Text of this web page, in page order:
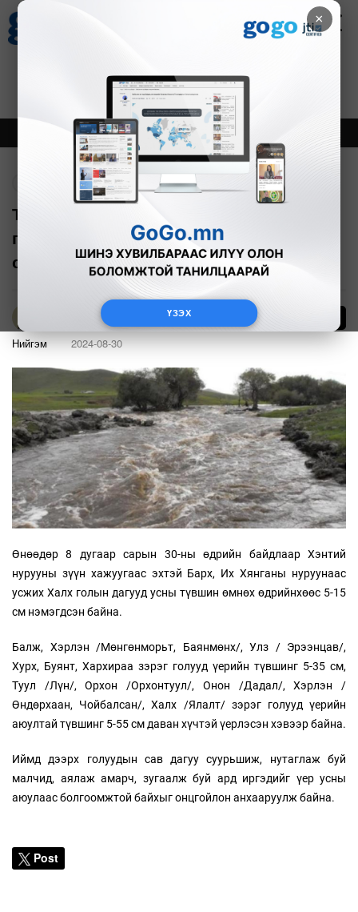
×
ҮЗЭХ
Зурхай
8.06
Онцлох Шинэ
Туул, Орхон, Онон, Хэрлэн, Халх
голууд үерийн аюултай түвшинг 5-55
см-ээр давжээ
Нийгэм 2024-08-30
Өнөөдөр 8 дугаар сарын 30-ны өдрийн байдлаар Хэнтий
нурууны зүүн хажуугаас эхтэй Барх, Их Хянганы нуруунаас
усжих Халх голын дагууд усны түвшин өмнөх өдрийнхөөс 5-15
см нэмэгдсэн байна.
Балж, Хэрлэн /Мөнгөнморьт, Баянмөнх/, Улз / Эрээнцав/,
Хурх, Буянт, Хархираа зэрэг голууд үерийн түвшинг 5-35 см,
Туул /Лүн/, Орхон /Орхонтуул/, Онон /Дадал/, Хэрлэн /
Өндөрхаан, Чойбалсан/, Халх /Ялалт/ зэрэг голууд үерийн
аюултай түвшинг 5-55 см даван хүчтэй үерлэсэн хэвээр байна.
Иймд дээрх голуудын сав дагуу суурьшиж, нутаглаж буй
малчид, аялаж амарч, зугаалж буй ард иргэдийг үер усны
аюулаас болгоомжтой байхыг онцгойлон анхааруулж байна.
Post